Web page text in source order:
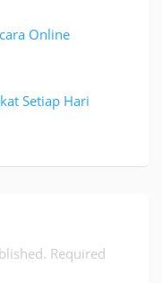
Online
Setiap Hari
Required